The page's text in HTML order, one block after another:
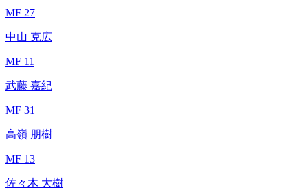
MF 27
中山 克広
MF 11
武藤 嘉紀
MF 31
高嶺 朋樹
MF 13
佐々木 大樹